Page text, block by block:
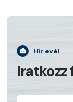
Hírlevél
Iratkozz